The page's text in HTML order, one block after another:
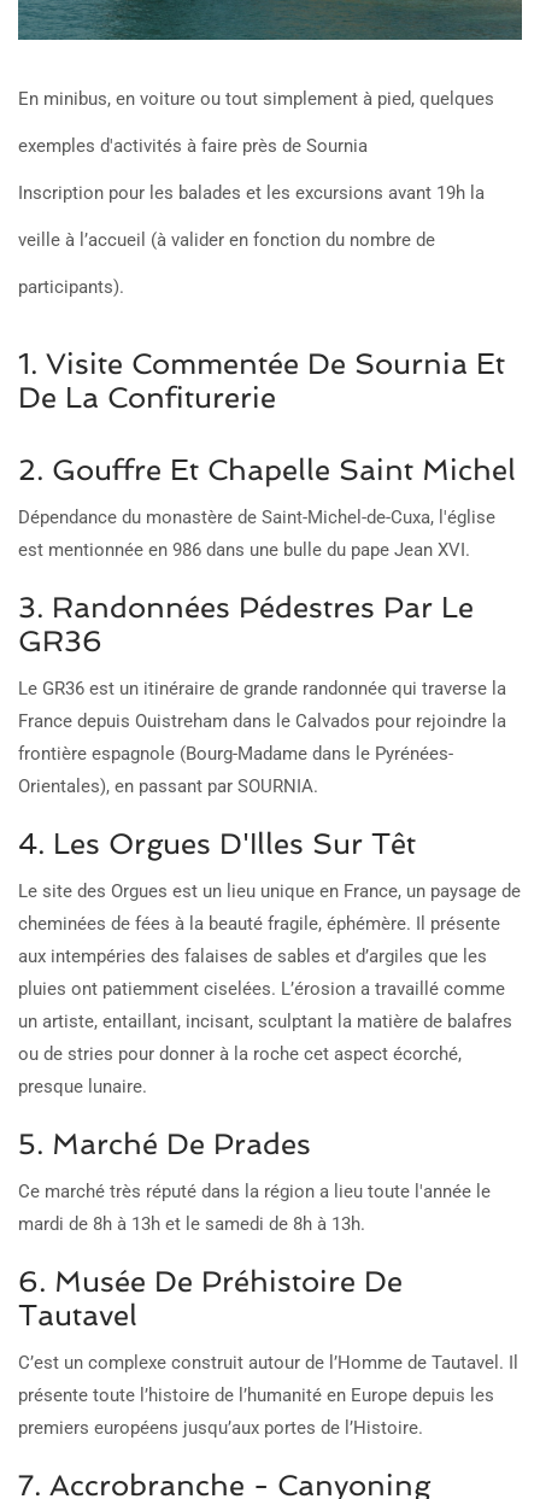
En minibus, en voiture ou tout simplement à pied, quelques
exemples d'activités à faire près de Sournia
Inscription pour les balades et les excursions avant 19h la
veille à l’accueil (à valider en fonction du nombre de
participants).
1. Visite Commentée De Sournia Et
De La Confiturerie
2. Gouffre Et Chapelle Saint Michel
Dépendance du monastère de Saint-Michel-de-Cuxa, l'église
est mentionnée en 986 dans une bulle du pape Jean XVI.
3. Randonnées Pédestres Par Le
GR36
Le GR36 est un itinéraire de grande randonnée qui traverse la
France depuis Ouistreham dans le Calvados pour rejoindre la
frontière espagnole (Bourg-Madame dans le Pyrénées-
Orientales), en passant par SOURNIA.
4. Les Orgues D'Illes Sur Têt
Le site des Orgues est un lieu unique en France, un paysage de
cheminées de fées à la beauté fragile, éphémère. Il présente
aux intempéries des falaises de sables et d’argiles que les
pluies ont patiemment ciselées. L’érosion a travaillé comme
un artiste, entaillant, incisant, sculptant la matière de balafres
ou de stries pour donner à la roche cet aspect écorché,
presque lunaire.
5. Marché De Prades
Ce marché très réputé dans la région a lieu toute l'année le
mardi de 8h à 13h et le samedi de 8h à 13h.
6. Musée De Préhistoire De
Tautavel
C’est un complexe construit autour de l’Homme de Tautavel. Il
présente toute l’histoire de l’humanité en Europe depuis les
premiers européens jusqu’aux portes de l’Histoire.
7. Accrobranche - Canyoning